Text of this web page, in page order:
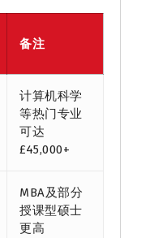
备注
计算机科学
等热门专业
可达
£45,000+
MBA及部分
授课型硕士
更高